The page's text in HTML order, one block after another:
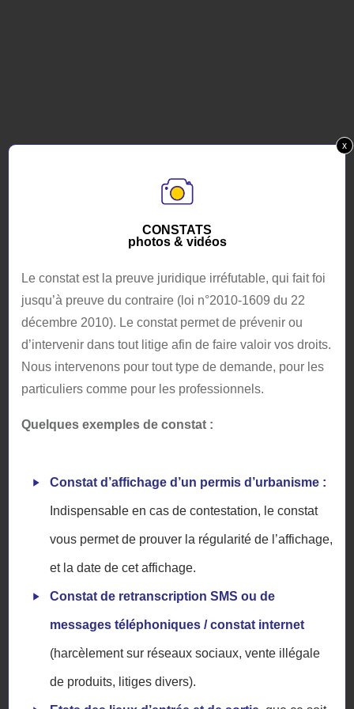
CONSTATS
photos & vidéos
Le constat est la preuve juridique irréfutable, qui fait foi
jusqu’à preuve du contraire (loi n°2010-1609 du 22
décembre 2010). Le constat permet de prévenir ou
d’intervenir dans tout litige afin de faire valoir vos droits.
Nous intervenons pour tout type de demande, pour les
particuliers comme pour les professionnels.
Quelques exemples de constat :
Constat d’affichage d’un permis d’urbanisme :
Indispensable en cas de contestation, le constat
vous permet de prouver la régularité de l’affichage,
et la date de cet affichage.
Constat de retranscription SMS ou de
messages téléphoniques / constat internet
(harcèlement sur réseaux sociaux, vente illégale
de produits, litiges divers).
x